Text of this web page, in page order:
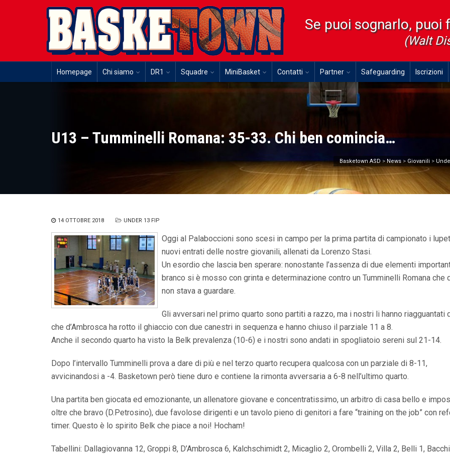
Se puoi sognarlo, puoi
(Walt
Homepage Chi siamo DR1 Squadre MiniBasket Contatti Partner Safeguarding Iscrizioni
U13 – Tumminelli Romana: 35-33. Chi ben comincia…
Basketown ASD > News > Giovanili >
14 OTTOBRE 2018 UNDER 13 FIP
Oggi al Palaboccioni sono scesi in campo per la prima partita di campionato i
nuovi entrati delle nostre giovanili, allenati da Lorenzo Stasi.
Un esordio che lascia ben sperare: nonostante l’assenza di due elementi
branco si è mosso con grinta e determinazione contro un Tumminelli Romana che
non stava a guardare.
Gli avversari nel primo quarto sono partiti a razzo, ma i nostri li hanno riagguantati
che d’Ambrosca ha rotto il ghiaccio con due canestri in sequenza e hanno chiuso il parziale 11 a 8.
Anche il secondo quarto ha visto la Belk prevalenza (10-6) e i nostri sono andati in spogliatoio sereni sul 21-14.
Dopo l’intervallo Tumminelli prova a dare di più e nel terzo quarto recupera qualcosa con un parziale di 8-11,
avvicinandosi a -4. Basketown però tiene duro e contiene la rimonta avversaria a 6-8 nell’ultimo quarto.
Una partita ben giocata ed emozionante, un allenatore giovane e concentratissimo, un arbitro di casa bello e
oltre che bravo (D.Petrosino), due favolose dirigenti e un tavolo pieno di genitori a fare “training on the job” con
timer. Questo è lo spirito Belk che piace a noi! Hocham!
Tabellini: Dallagiovanna 12, Groppi 8, D’Ambrosca 6, Kalchschimidt 2, Micaglio 2, Orombelli 2, Villa 2, Belli 1,